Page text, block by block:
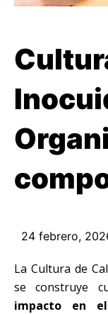
24 febrero,
La Cultura de
se construye
impacto en